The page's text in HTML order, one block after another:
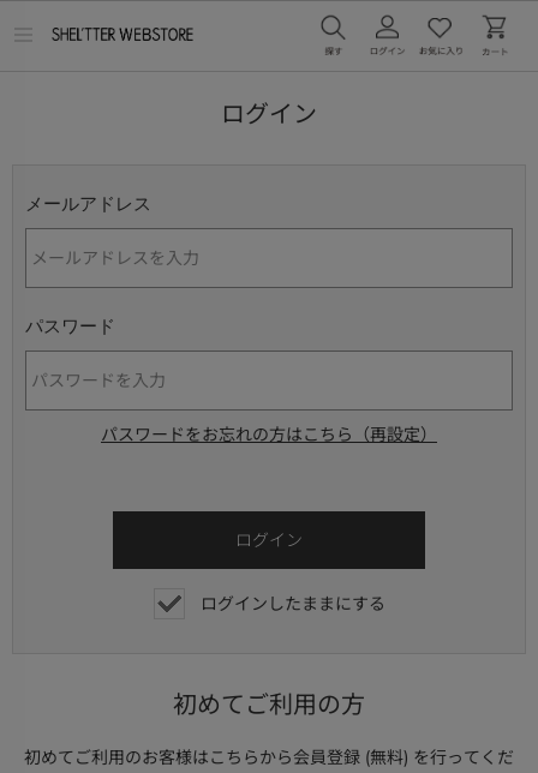
ログイン
メールアドレス
パスワード
パスワードをお忘れの方はこちら（再設定）
ログインしたままにする
初めてご利用の方
初めてご利用のお客様はこちらから会員登録 (無料) を行ってくだ